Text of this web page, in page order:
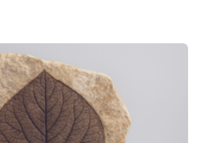
zahlreiche Enzyme präzise in
Bochum um Prof. Dr. Ralf Erdmann
Yusuf hat nun einen bislang
des
in der Bäckerhefe
entdeckt, der für die
Organellen entscheidend ist. Die